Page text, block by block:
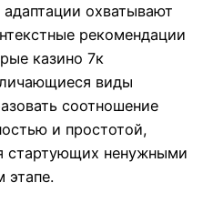
охватывают
рекомендации
казино 7к
виды
соотношение
и простотой,
стартующих ненужными
этапе.